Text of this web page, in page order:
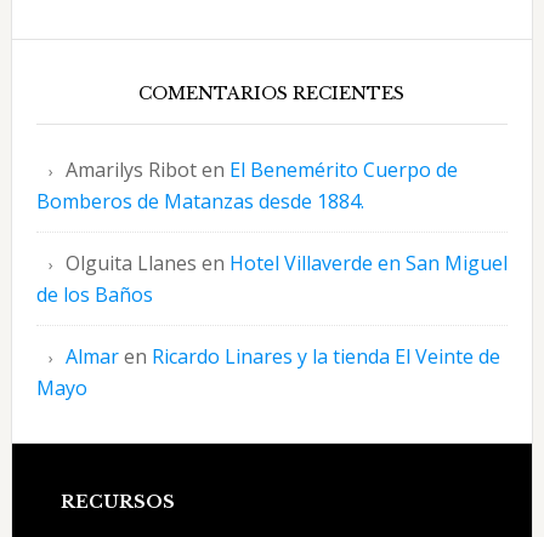
COMENTARIOS RECIENTES
Amarilys Riboten El Benemérito Cuerpo de
Bomberos de Matanzas desde 1884.
Olguita Llanes en Hotel Villaverde en San Miguel
de los Baños
Almaren Ricardo Linares y la tienda El Veinte de
Mayo
Footer
RECURSOS